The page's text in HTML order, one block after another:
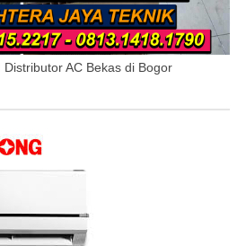
AC Bekas di Bogor